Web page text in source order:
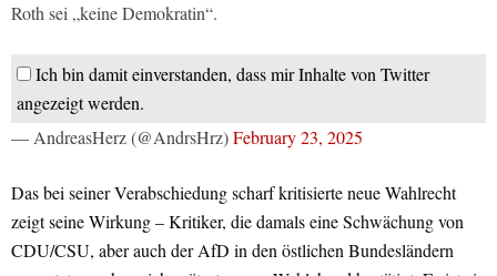
Roth sei „keine Demokratin“.
Ich bin damit einverstanden, dass mir Inhalte von Twitter
angezeigt werden.
— AndreasHerz (@AndrsHrz)February 23, 2025
Das bei seiner Verabschiedung scharf kritisierte neue Wahlrecht
zeigt seine Wirkung – Kritiker, die damals eine Schwächung von
CDU/CSU, aber auch der AfD in den östlichen Bundesländern